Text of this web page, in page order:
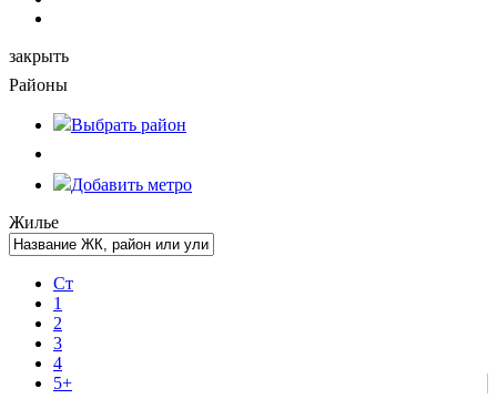
закрыть
Районы
Выбрать район
Добавить метро
Жилье
Ст
1
2
3
4
5+